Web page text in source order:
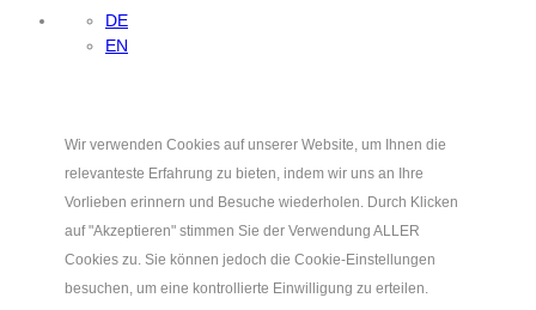
DE
EN
Wir verwenden Cookies auf unserer Website, um Ihnen die
relevanteste Erfahrung zu bieten, indem wir uns an Ihre
Vorlieben erinnern und Besuche wiederholen. Durch Klicken
auf "Akzeptieren" stimmen Sie der Verwendung ALLER
Cookies zu. Sie können jedoch die Cookie-Einstellungen
besuchen, um eine kontrollierte Einwilligung zu erteilen.